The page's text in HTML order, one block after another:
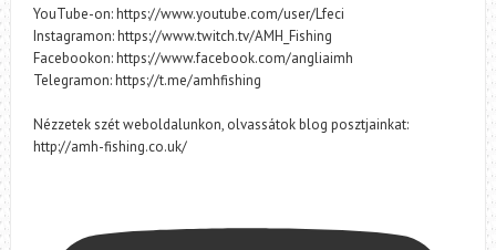
YouTube-on: https://www.youtube.com/user/Lfeci
Instagramon: https://www.twitch.tv/AMH_Fishing
Facebookon: https://www.facebook.com/angliaimh
Telegramon: https://t.me/amhfishing
Nézzetek szét weboldalunkon, olvassátok blog posztjainkat:
http://amh-fishing.co.uk/